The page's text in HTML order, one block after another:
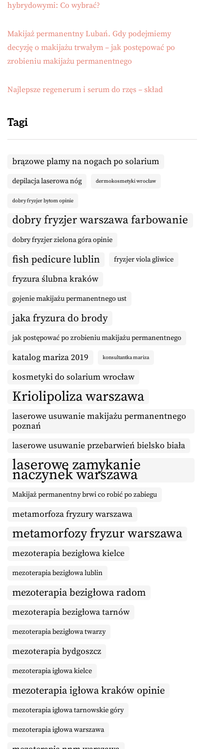
hybrydowymi: Co wybrać?
Makijaż permanentny Lubań. Gdy podejmiemy
decyzję o makijażu trwałym – jak postępować po
zrobieniu makijażu permanentnego
Najlepsze regenerum i serum do rzęs – skład
Tagi
brązowe plamy na nogach po solarium
depilacja laserowa nóg dermokosmetyki wrocław
dobry fryzjer bytom opinie
dobry fryzjer warszawa farbowanie
dobry fryzjer zielona góra opinie
fish pedicure lublin fryzjer viola gliwice
fryzura ślubna kraków
gojenie makijażu permanentnego ust
jaka fryzura do brody
jak postępować po zrobieniu makijażu permanentnego
katalog mariza 2019 konsultantka mariza
kosmetyki do solarium wrocław
Kriolipoliza warszawa
laserowe usuwanie makijażu permanentnego
poznań
laserowe usuwanie przebarwień bielsko biała
laserowe zamykanie
naczynek warszawa
Makijaż permanentny brwi co robić po zabiegu
metamorfoza fryzury warszawa
metamorfozy fryzur warszawa
mezoterapia bezigłowa kielce
mezoterapia bezigłowa lublin
mezoterapia bezigłowa radom
mezoterapia bezigłowa tarnów
mezoterapia bezigłowa twarzy
mezoterapia bydgoszcz
mezoterapia igłowa kielce
mezoterapia igłowa kraków opinie
mezoterapia igłowa tarnowskie góry
mezoterapia igłowa warszawa